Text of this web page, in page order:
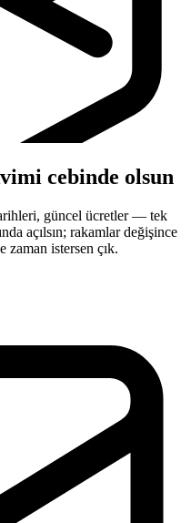
cebinde olsun
güncel ücretler — tek
açılsın; rakamlar değişince
zaman istersen çık.